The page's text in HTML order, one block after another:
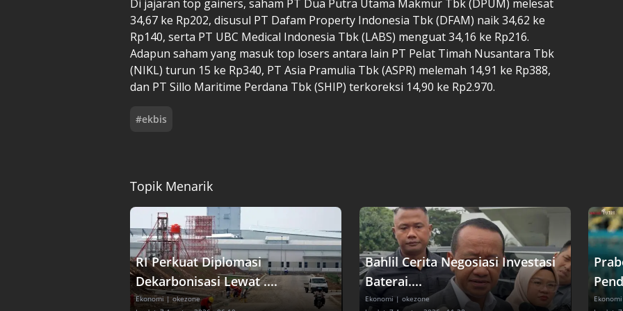
Di jajaran top gainers, saham PT Dua Putra Utama Makmur Tbk (DPUM) melesat
34,67 ke Rp202, disusul PT Dafam Property Indonesia Tbk (DFAM) naik 34,62 ke
Rp140, serta PT UBC Medical Indonesia Tbk (LABS) menguat 34,16 ke Rp216.
Adapun saham yang masuk top losers antara lain PT Pelat Timah Nusantara Tbk
(NIKL) turun 15 ke Rp340, PT Asia Pramulia Tbk (ASPR) melemah 14,91 ke Rp388,
dan PT Sillo Maritime Perdana Tbk (SHIP) terkoreksi 14,90 ke Rp2.970.
#ekbis
Topik Menarik
RI Perkuat Diplomasi
Dekarbonisasi Lewat ....
Ekonomi | okezone
Bahlil Cerita Negosiasi Investasi
Baterai....
Ekonomi | okezone
Ekonomi